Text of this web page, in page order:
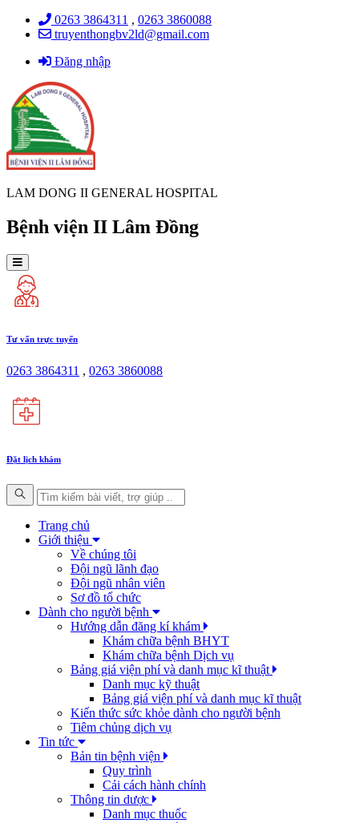
0263 3864311 , 0263 3860088
truyenthongbv2ld@gmail.com
Đăng nhập
LAM DONG II GENERAL HOSPITAL
Bệnh viện II Lâm Đồng
Tư vấn trực tuyến
0263 3864311 , 0263 3860088
Đặt lịch khám
Trang chủ
Giới thiệu
Về chúng tôi
Đội ngũ lãnh đạo
Đội ngũ nhân viên
Sơ đồ tổ chức
Dành cho người bệnh
Hướng dẫn đăng kí khám
Khám chữa bệnh BHYT
Khám chữa bệnh Dịch vụ
Bảng giá viện phí và danh mục kĩ thuật
Danh mục kỹ thuật
Bảng giá viện phí và danh mục kĩ thuật
Kiến thức sức khỏe dành cho người bệnh
Tiêm chủng dịch vụ
Tin tức
Bản tin bệnh viện
Quy trình
Cải cách hành chính
Thông tin dược
Danh mục thuốc